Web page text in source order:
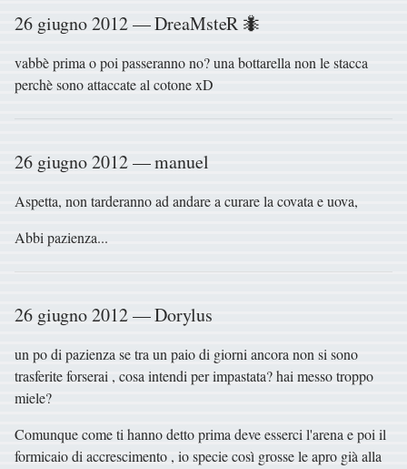
26 giugno 2012 — DreaMsteR 🐜
vabbè prima o poi passeranno no? una bottarella non le stacca
perchè sono attaccate al cotone xD
26 giugno 2012 — manuel
Aspetta, non tarderanno ad andare a curare la covata e uova,
Abbi pazienza...
26 giugno 2012 — Dorylus
un po di pazienza se tra un paio di giorni ancora non si sono
trasferite forserai , cosa intendi per impastata? hai messo troppo
miele?
Comunque come ti hanno detto prima deve esserci l'arena e poi il
formicaio di accrescimento , io specie così grosse le apro già alla